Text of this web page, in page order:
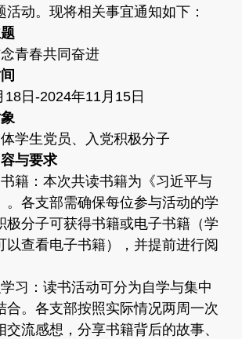
活动。现将相关事宜通知如下：
青春共同奋进
18日-2024年11月15日
学生党员、入党积极分子
与要求
书籍：本次共读书籍为《习近平与
。各支部需确保每位参与活动的学
极分子可获得书籍或电子书籍（学
以查看电子书籍），并提前进行阅
学习：读书活动可分为自学与集中
合。各支部按照实际情况两周一次
交流感想，分享书籍背后的故事、